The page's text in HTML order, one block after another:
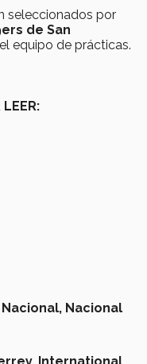
seleccionados por
de San
equipo de prácticas.
LEER:
Nacional, Nacional
International